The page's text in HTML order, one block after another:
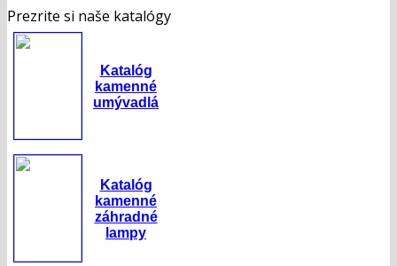
Prezrite si naše katalógy
Katalóg
kamenné
umývadlá
Katalóg
kamenné
záhradné
lampy